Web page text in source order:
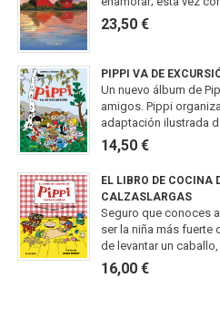
23,50 €
PIPPI VA DE
Un nuevo álbum de
amigos. Pippi
adaptación ilustrada
14,50 €
EL LIBRO DE COCINA
CALZASLARGAS
Seguro que conoces
ser la niña más fuerte
de levantar un caballo,
16,00 €